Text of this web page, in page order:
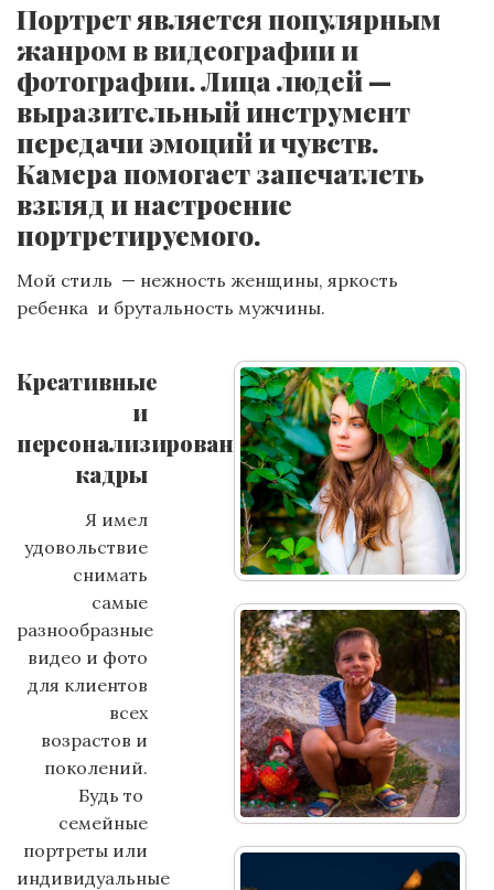
Портрет является популярным
жанром в видеографии и
фотографии. Лица людей —
выразительный инструмент
передачи эмоций и чувств.
Камера помогает запечатлеть
взгляд и настроение
портретируемого.
Мой стиль — нежность женщины, яркость
ребенка и брутальность мужчины.
Креативные
и
персонализированные
кадры
Я имел
удовольствие
снимать
самые
разнообразные
видео и фото
для клиентов
всех
возрастов и
поколений.
Будь то
семейные
портреты или
индивидуальные